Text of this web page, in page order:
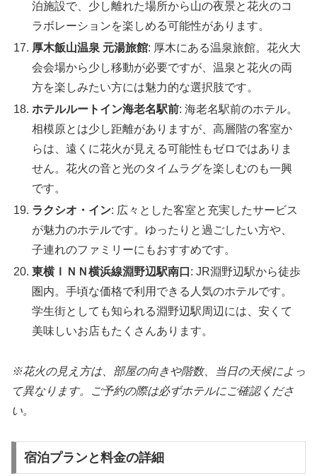
泊施設で、少し離れた場所から山の夜景と花火のコ
ラボレーションを楽しめる可能性があります。
厚木飯山温泉 元湯旅館: 厚木にある温泉旅館。花火大
会会場から少し移動が必要ですが、温泉と花火の両
方を楽しみたい方には魅力的な選択肢です。
ホテルルートイン海老名駅前: 海老名駅前のホテル。
相模原とは少し距離がありますが、高層階の客室か
らは、遠くに花火が見える可能性もゼロではありま
せん。花火の音と光のタイムラグを楽しむのも一興
です。
ラクシオ・イン: 広々とした客室と充実したサービス
が魅力のホテルです。ゆったりと過ごしたい方や、
子連れのファミリーにもおすすめです。
東横ＩＮＮ横浜線淵野辺駅南口 : JR淵野辺駅から徒歩
圏内。手頃な価格で利用できる人気のホテルです。
学生街としても知られる淵野辺駅周辺には、安くて
美味しいお店もたくさんあります。
※花火の見え方は、部屋の向きや階数、当日の天候によっ
て異なります。ご予約の際は必ずホテルにご確認くださ
い。
宿泊プランと料金の詳細